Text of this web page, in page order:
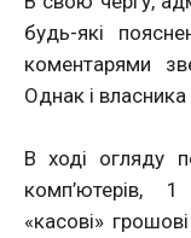
будь-які
коментарями
Однак і
В ході огляду
комп’ютерів,
«касові»